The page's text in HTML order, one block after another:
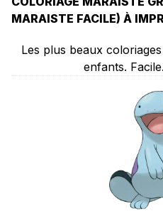
MARAISTE FACILE) À
Les plus beaux
enfants.